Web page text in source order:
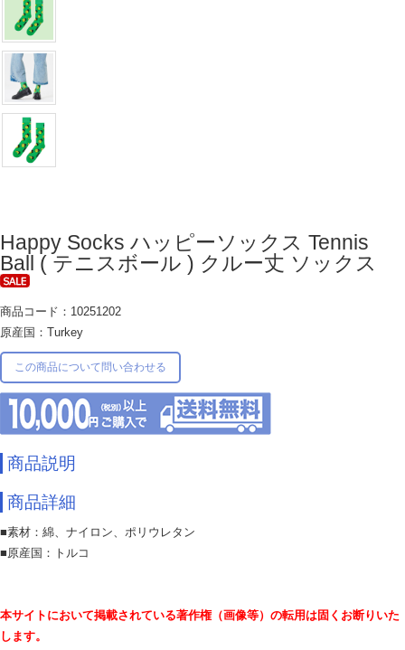
Happy Socks ハッピーソックス Tennis
Ball ( テニスボール ) クルー丈 ソックス
商品コード：10251202
原産国：Turkey
この商品について問い合わせる
商品説明
商品詳細
■素材：綿、ナイロン、ポリウレタン
■原産国：トルコ
本サイトにおいて掲載されている著作権（画像等）の転用は固くお断りいた
します。